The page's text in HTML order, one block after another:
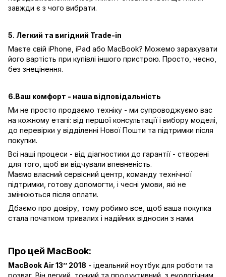
завжди є з чого вибрати.
5. Легкий та вигідний Trade-in
Маєте свій iPhone, iPad або MacBook? Можемо зарахувати
його вартість при купівлі іншого пристрою. Просто, чесно,
без знецінення.
6.Ваш комфорт - наша відповідальність
Ми не просто продаємо техніку - ми супроводжуємо вас
на кожному етапі: від першої консультації і вибору моделі,
до перевірки у відділенні Нової Пошти та підтримки після
покупки.
Всі наші процеси - від діагностики до гарантії - створені
для того, щоб ви відчували впевненість.
Маємо власний сервісний центр, команду технічної
підтримки, готову допомогти, і чесні умови, які не
змінюються після оплати.
Дбаємо про довіру, тому робимо все, щоб ваша покупка
стала початком тривалих і надійних відносин з нами.
Про цей MacBook:
MacBook Air 13’’ 2018 - ідеальний ноутбук для роботи та
розваг. Він легкий, тонкий та продуктивний, з екологічним